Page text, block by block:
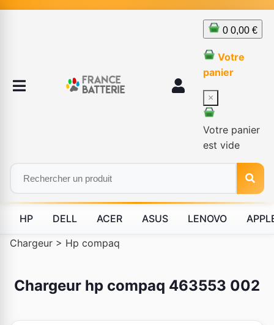
0 0,00 €
Votre
panier
×
Votre panier
est vide
HP DELL ACER ASUS LENOVO
Chargeur > Hp compaq
Chargeur hp compaq 463553 002